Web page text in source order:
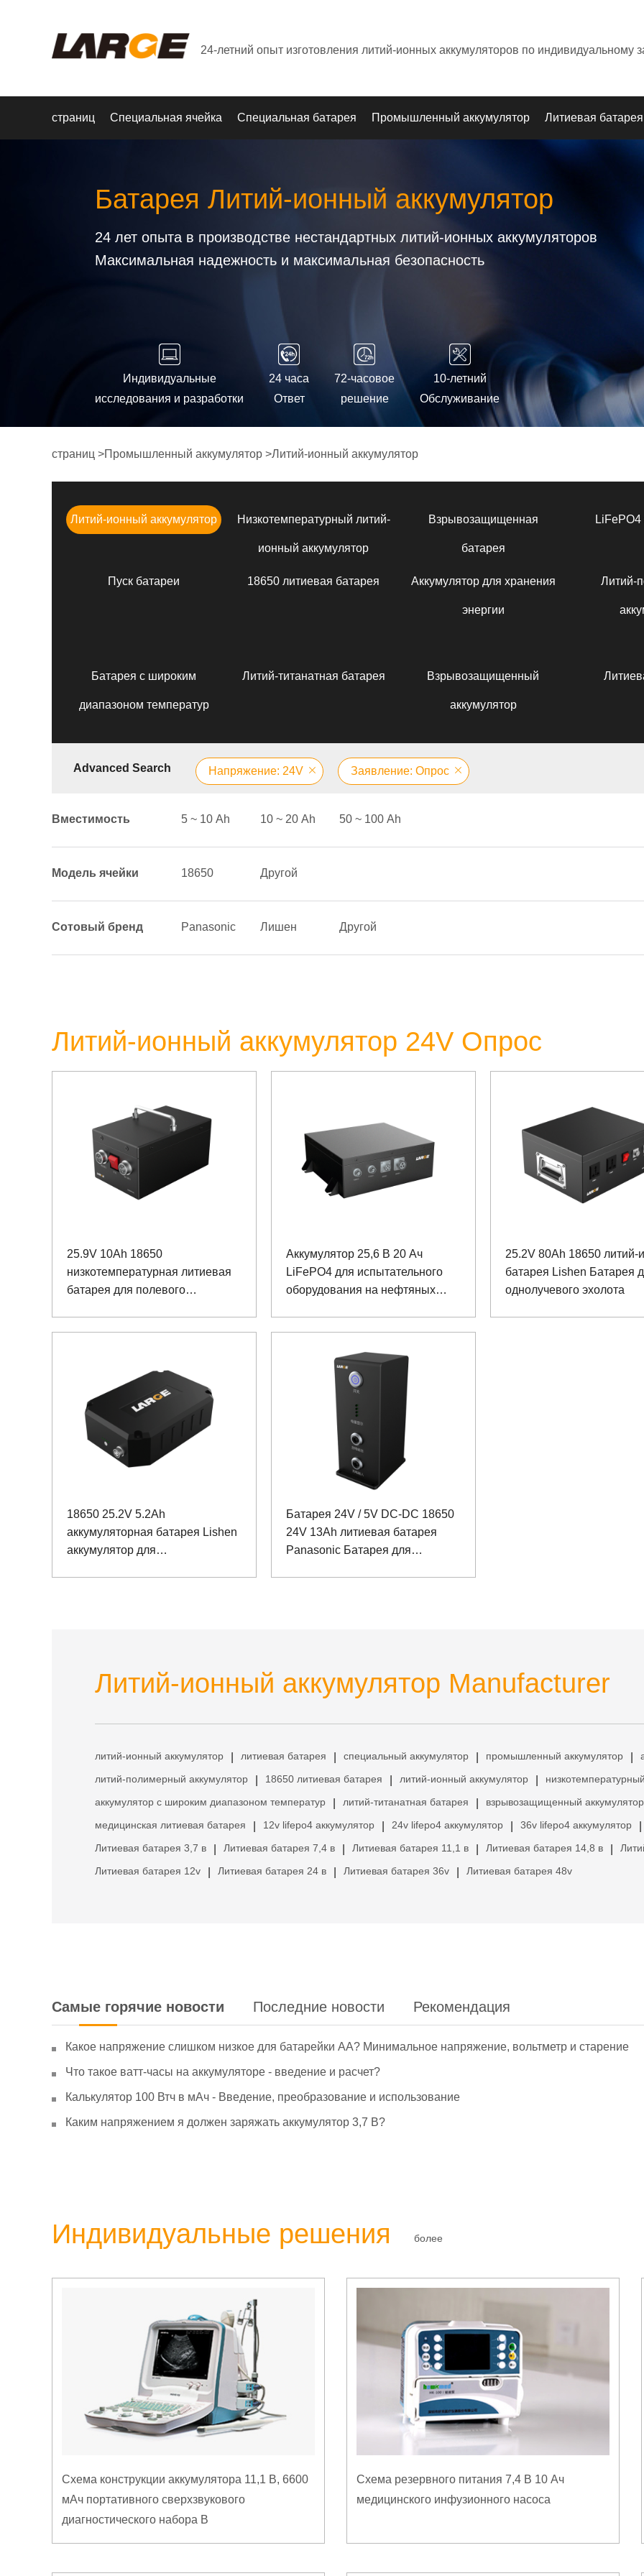
24-летний опыт изготовления литий-ионных аккумуляторов по индивидуальному
страниц Специальная ячейка Специальная батарея Промышленный аккумулятор Литиевая батарея
Батарея Литий-ионный аккумулятор
24 лет опыта в производстве нестандартных литий-ионных аккумуляторов
Максимальная надежность и максимальная безопасность
Индивидуальные
исследования и разработки
24 часа
Ответ
72-часовое
решение
10-летний
Обслуживание
страниц >Промышленный аккумулятор >Литий-ионный аккумулятор
Литий-ионный аккумулятор Низкотемпературный литий-
ионный аккумулятор
Взрывозащищенная
батарея
LiFePO4
Пуск батареи 18650 литиевая батарея Аккумулятор для хранения
энергии
Литий-
Батарея с широким
диапазоном температур
Литий-титанатная батарея Взрывозащищенный
аккумулятор
Advanced Search Напряжение: 24V Заявление: Опрос
Вместимость 5 ~ 10 Аh 10 ~ 20 Аh 50 ~ 100 Аh
Модель ячейки 18650 Другой
Сотовый бренд Panasonic Лишен Другой
Литий-ионный аккумулятор 24V Опрос
25.9V 10Ah 18650
низкотемпературная литиевая
батарея для полевого
Аккумулятор 25,6 В 20 Ач
LiFePO4 для испытательного
оборудования на нефтяных
25.2V 80Ah 18650 литий-
батарея Lishen Батарея
однолучевого эхолота
18650 25.2V 5.2Ah
аккумуляторная батарея Lishen
аккумулятор для
Батарея 24V / 5V DC-DC 18650
24V 13Ah литиевая батарея
Panasonic Батарея для
Литий-ионный аккумулятор Manufacturer
литий-ионный аккумулятор литиевая батарея специальный аккумулятор промышленный аккумулятор
литий-полимерный аккумулятор 18650 литиевая батарея литий-ионный аккумулятор
аккумулятор с широким диапазоном температур литий-титанатная батарея взрывозащищенный аккумулятор
медицинская литиевая батарея 12v lifepo4 аккумулятор 24v lifepo4 аккумулятор 36v lifepo4 аккумулятор
Литиевая батарея 3,7 в Литиевая батарея 7,4 в Литиевая батарея 11,1 в Литиевая батарея 14,8 в
Литиевая батарея 12v Литиевая батарея 24 в Литиевая батарея 36v Литиевая батарея 48v
Самые горячие новости Последние новости Рекомендация
Какое напряжение слишком низкое для батарейки АА? Минимальное напряжение, вольтметр и старение
Что такое ватт-часы на аккумуляторе - введение и расчет?
Калькулятор 100 Втч в мАч - Введение, преобразование и использование
Каким напряжением я должен заряжать аккумулятор 3,7 В?
Индивидуальные решения более
Схема конструкции аккумулятора 11,1 В, 6600
мАч портативного сверхзвукового
диагностического набора B
Схема резервного питания 7,4 В 10 Ач
медицинского инфузионного насоса